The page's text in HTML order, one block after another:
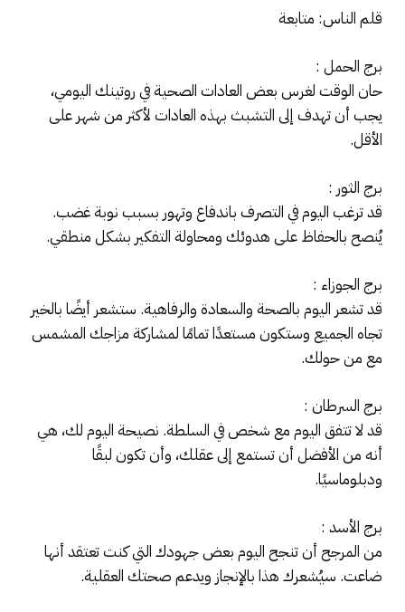
قلم الناس: متابعة
برج الحمل :
حان الوقت لغرس بعض العادات الصحية في روتينك اليومي،
يجب أن تهدف إلى التشبث بهذه العادات لأكثر من شهر على
الأقل.
برج الثور :
قد ترغب اليوم في التصرف باندفاع وتهور بسبب نوبة غضب.
يُنصح بالحفاظ على هدوئك ومحاولة التفكير بشكل منطقي.
برج الجوزاء :
قد تشعر اليوم بالصحة والسعادة والرفاهية. ستشعر أيضًا بالخير
تجاه الجميع وستكون مستعدًا تمامًا لمشاركة مزاجك المشمس
مع من حولك.
برج السرطان :
قد لا تتفق اليوم مع شخص في السلطة. نصيحة اليوم لك، هي
أنه من الأفضل أن تستمع إلى عقلك، وأن تكون لبقًا
ودبلوماسيًا.
برج الأسد :
من المرجح أن تنجح اليوم بعض جهودك التي كنت تعتقد أنها
ضاعت. سيُشعرك هذا بالإنجاز ويدعم صحتك العقلية.